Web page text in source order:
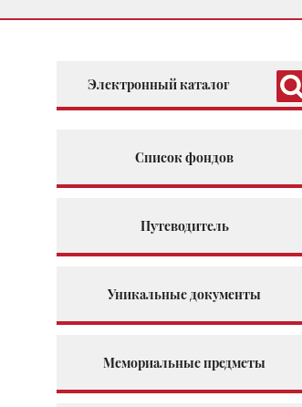
Электронный каталог
Список фондов
Путеводитель
Уникальные документы
Мемориальные предметы